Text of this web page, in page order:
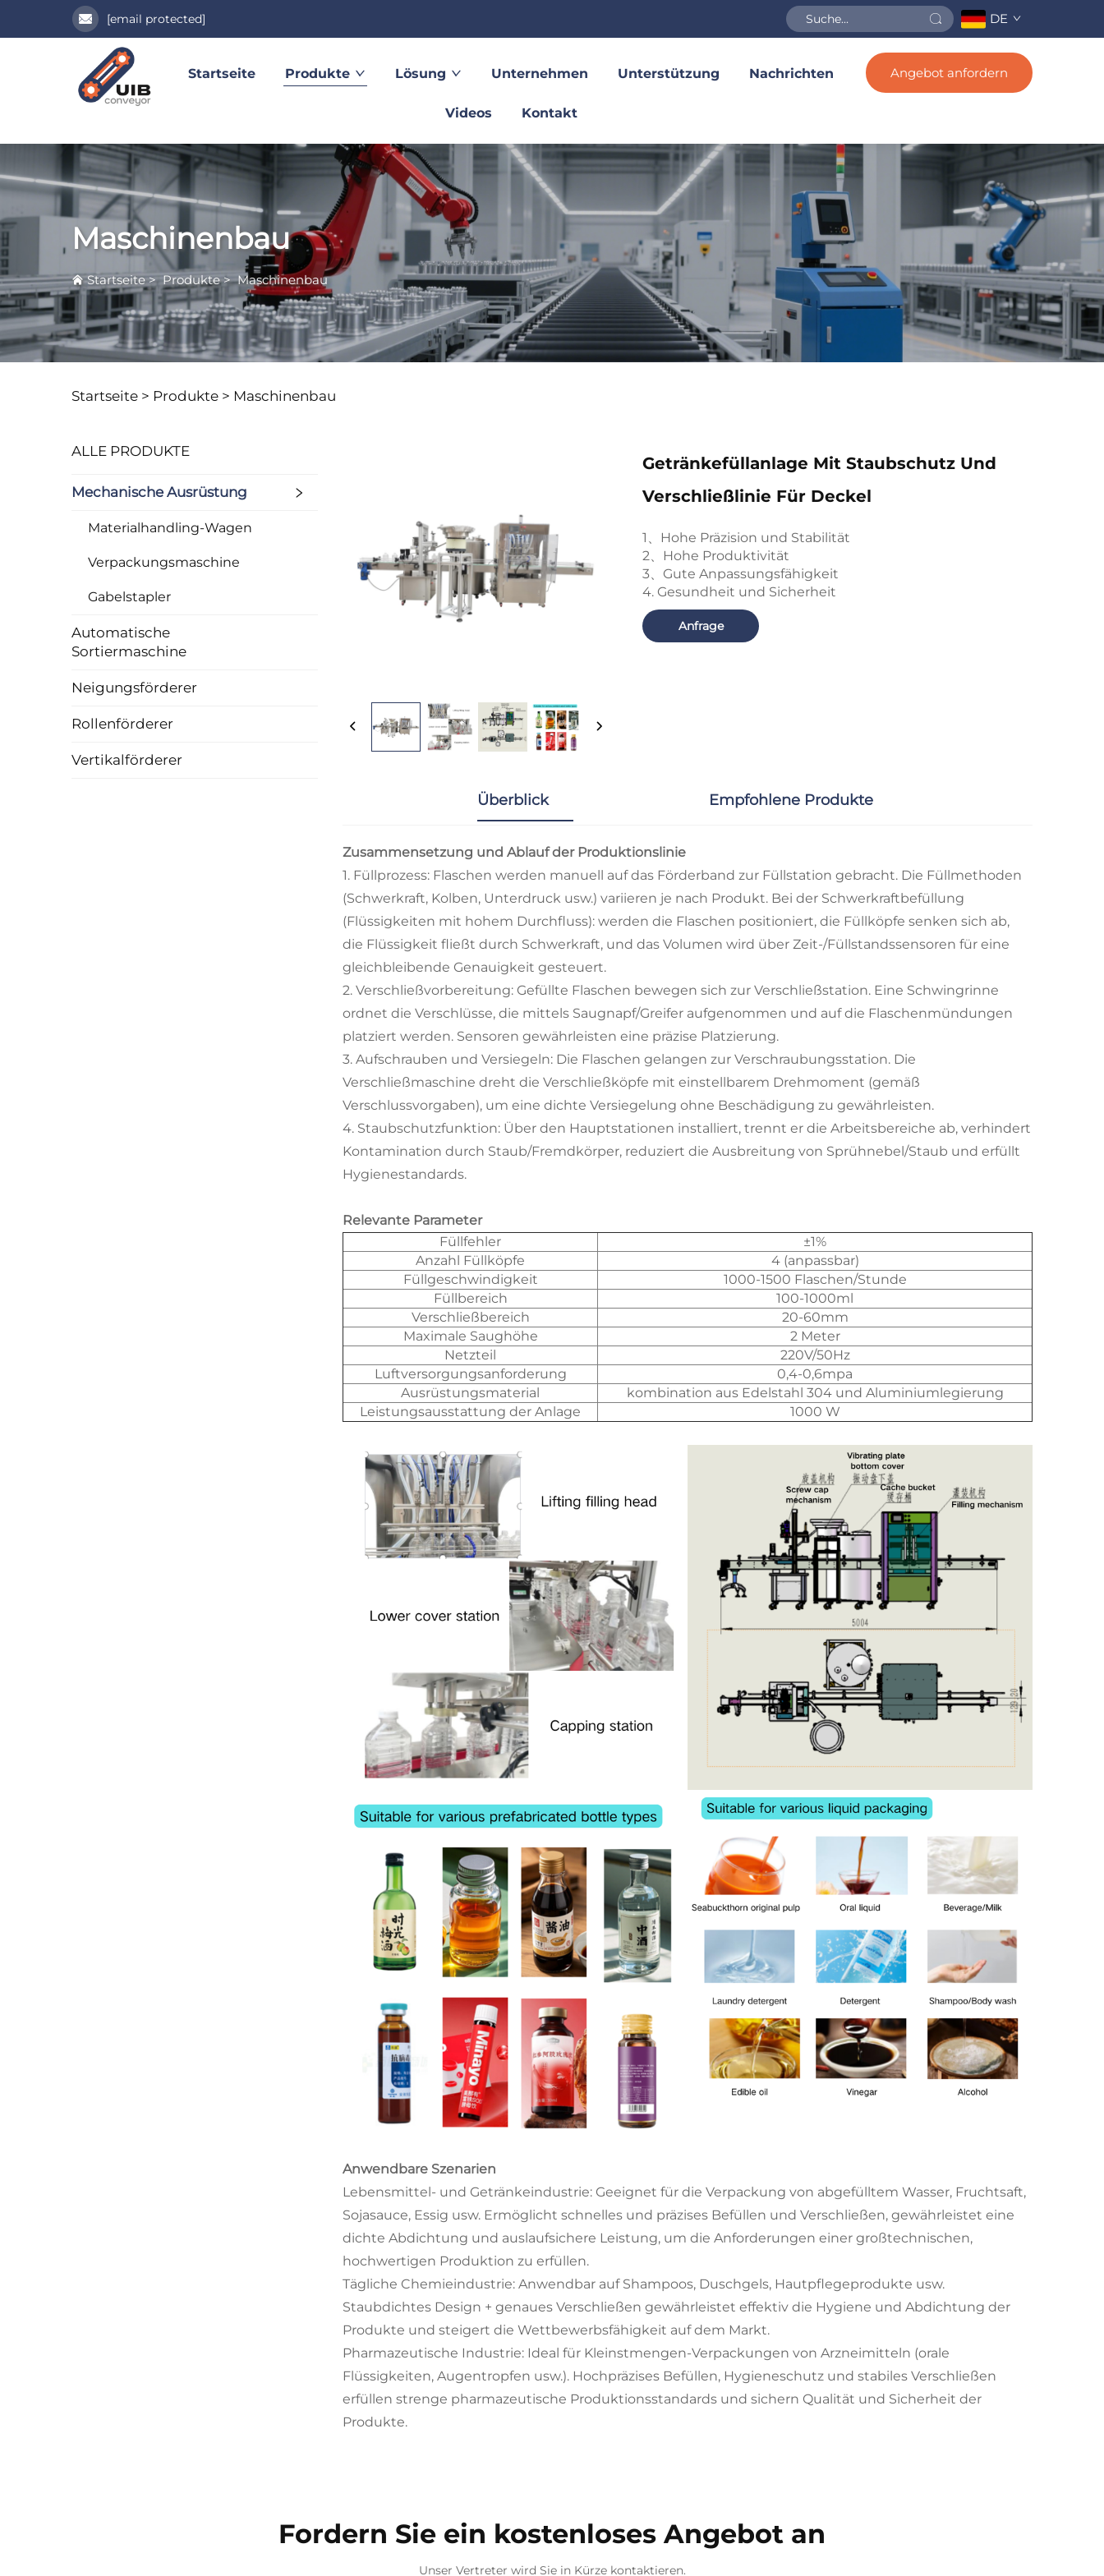
[email protected] DE
Startseite Produkte Lösung Unternehmen Unterstützung Nachrichten
Videos Kontakt
Angebot anfordern
Maschinenbau
Startseite>Produkte>Maschinenbau
Startseite > Produkte > Maschinenbau
ALLE PRODUKTE
Mechanische Ausrüstung
Materialhandling-Wagen
Verpackungsmaschine
Gabelstapler
Automatische
Sortiermaschine
Neigungsförderer
Rollenförderer
Vertikalförderer
Getränkefüllanlage Mit Staubschutz Und
Verschließlinie Für Deckel
1、Hohe Präzision und Stabilität
2、Hohe Produktivität
3、Gute Anpassungsfähigkeit
4. Gesundheit und Sicherheit
Anfrage
Überblick Empfohlene Produkte
Zusammensetzung und Ablauf der Produktionslinie
1. Füllprozess: Flaschen werden manuell auf das Förderband zur Füllstation gebracht. Die Füllmethoden
(Schwerkraft, Kolben, Unterdruck usw.) variieren je nach Produkt. Bei der Schwerkraftbefüllung
(Flüssigkeiten mit hohem Durchfluss): werden die Flaschen positioniert, die Füllköpfe senken sich ab,
die Flüssigkeit fließt durch Schwerkraft, und das Volumen wird über Zeit-/Füllstandssensoren für eine
gleichbleibende Genauigkeit gesteuert.
2. Verschließvorbereitung: Gefüllte Flaschen bewegen sich zur Verschließstation. Eine Schwingrinne
ordnet die Verschlüsse, die mittels Saugnapf/Greifer aufgenommen und auf die Flaschenmündungen
platziert werden. Sensoren gewährleisten eine präzise Platzierung.
3. Aufschrauben und Versiegeln: Die Flaschen gelangen zur Verschraubungsstation. Die
Verschließmaschine dreht die Verschließköpfe mit einstellbarem Drehmoment (gemäß
Verschlussvorgaben), um eine dichte Versiegelung ohne Beschädigung zu gewährleisten.
4. Staubschutzfunktion: Über den Hauptstationen installiert, trennt er die Arbeitsbereiche ab, verhindert
Kontamination durch Staub/Fremdkörper, reduziert die Ausbreitung von Sprühnebel/Staub und erfüllt
Hygienestandards.
Relevante Parameter
Füllfehler
±1%
Anzahl Füllköpfe
4 (anpassbar)
Füllgeschwindigkeit
1000-1500 Flaschen/Stunde
Füllbereich
100-1000ml
Verschließbereich
20-60mm
Maximale Saughöhe
2 Meter
Netzteil
220V/50Hz
Luftversorgungsanforderung
0,4-0,6mpa
Ausrüstungsmaterial
kombination aus Edelstahl 304 und Aluminiumlegierung
Leistungsausstattung der Anlage
1000 W
Anwendbare Szenarien
Lebensmittel- und Getränkeindustrie: Geeignet für die Verpackung von abgefülltem Wasser, Fruchtsaft,
Sojasauce, Essig usw. Ermöglicht schnelles und präzises Befüllen und Verschließen, gewährleistet eine
dichte Abdichtung und auslaufsichere Leistung, um die Anforderungen einer großtechnischen,
hochwertigen Produktion zu erfüllen.
Tägliche Chemieindustrie: Anwendbar auf Shampoos, Duschgels, Hautpflegeprodukte usw.
Staubdichtes Design + genaues Verschließen gewährleistet effektiv die Hygiene und Abdichtung der
Produkte und steigert die Wettbewerbsfähigkeit auf dem Markt.
Pharmazeutische Industrie: Ideal für Kleinstmengen-Verpackungen von Arzneimitteln (orale
Flüssigkeiten, Augentropfen usw.). Hochpräzises Befüllen, Hygieneschutz und stabiles Verschließen
erfüllen strenge pharmazeutische Produktionsstandards und sichern Qualität und Sicherheit der
Produkte.
Fordern Sie ein kostenloses Angebot an
Unser Vertreter wird Sie in Kürze kontaktieren.